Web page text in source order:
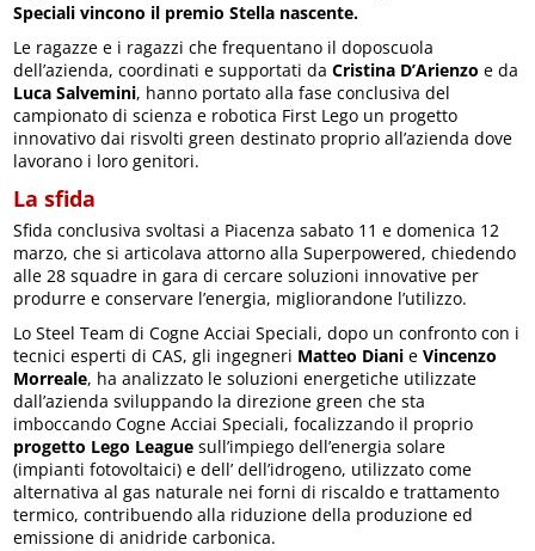
Speciali vincono il premio Stella nascente.
Le ragazze e i ragazzi che frequentano il doposcuola
dell’azienda, coordinati e supportati daCristina D’Arienzo e da
Luca Salvemini, hanno portato alla fase conclusiva del
campionato di scienza e robotica First Lego un progetto
innovativo dai risvolti green destinato proprio all’azienda dove
lavorano i loro genitori.
La sfida
Sfida conclusiva svoltasi a Piacenza sabato 11 e domenica 12
marzo, che si articolava attorno alla Superpowered, chiedendo
alle 28 squadre in gara di cercare soluzioni innovative per
produrre e conservare l’energia, migliorandone l’utilizzo.
Lo Steel Team di Cogne Acciai Speciali, dopo un confronto con i
tecnici esperti di CAS, gli ingegneri Matteo Diani eVincenzo
Morreale, ha analizzato le soluzioni energetiche utilizzate
dall’azienda sviluppando la direzione green che sta
imboccando Cogne Acciai Speciali, focalizzando il proprio
progetto Lego League sull’impiego dell’energia solare
(impianti fotovoltaici) e dell’ dell’idrogeno, utilizzato come
alternativa al gas naturale nei forni di riscaldo e trattamento
termico, contribuendo alla riduzione della produzione ed
emissione di anidride carbonica.